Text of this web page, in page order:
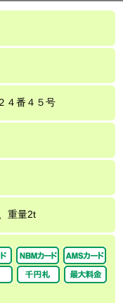
４番４５号
重量2t